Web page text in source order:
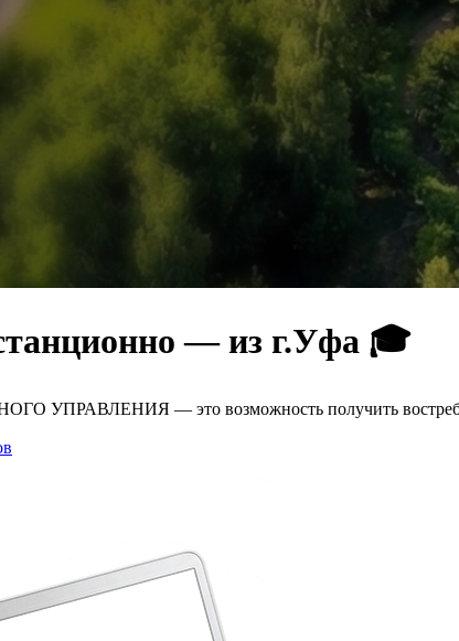
— из г.Уфа 🎓
УПРАВЛЕНИЯ — это возможность получить